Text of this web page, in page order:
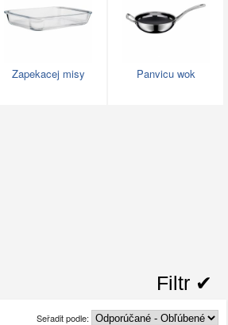
Zapekacej misy Panvicu wok
Filtr ✔︎
Seřadit podle: